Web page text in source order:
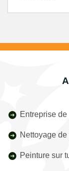
Entreprise
Nettoyage
Peinture sur